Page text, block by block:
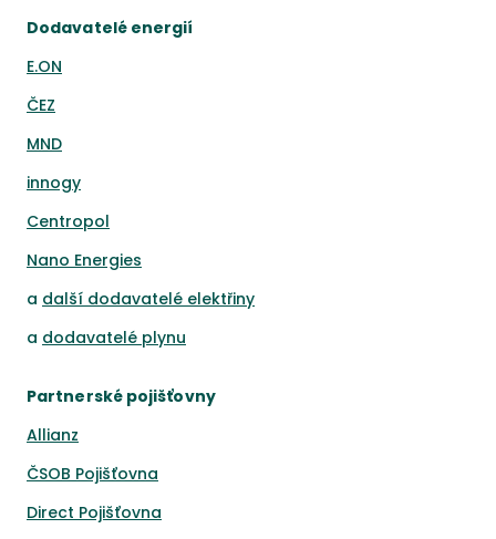
Dodavatelé energií
E.ON
ČEZ
MND
innogy
Centropol
Nano Energies
a další dodavatelé elektřiny
a dodavatelé plynu
Partnerské pojišťovny
Allianz
ČSOB Pojišťovna
Direct Pojišťovna